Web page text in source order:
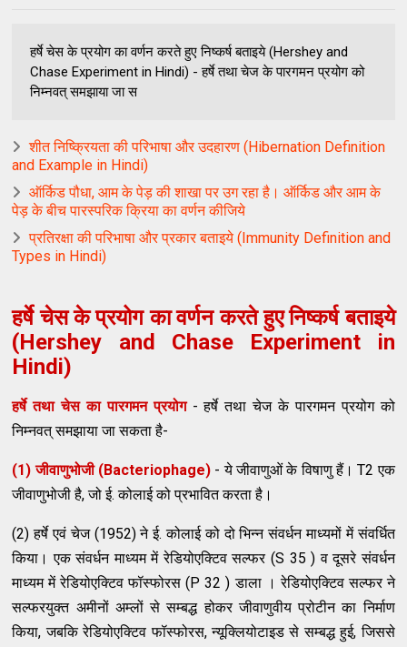
हर्षे चेस के प्रयोग का वर्णन करते हुए निष्कर्ष बताइये (Hershey and
Chase Experiment in Hindi) - हर्षे तथा चेज के पारगमन प्रयोग को
निम्नवत् समझाया जा स
शीत निष्क्रियता की परिभाषा और उदहारण (Hibernation Definition
and Example in Hindi)
ऑर्किड पौधा, आम के पेड़ की शाखा पर उग रहा है। ऑर्किड और आम के
पेड़ के बीच पारस्परिक क्रिया का वर्णन कीजिये
प्रतिरक्षा की परिभाषा और प्रकार बताइये (Immunity Definition and
Types in Hindi)
हर्षे चेस के प्रयोग का वर्णन करते हुए निष्कर्ष बताइये
(Hershey and Chase Experiment in
Hindi)
हर्षे तथा चेस का पारगमन प्रयोग- हर्षे तथा चेज के पारगमन प्रयोग को
निम्नवत् समझाया जा सकता है-
(1) जीवाणुभोजी (Bacteriophage) - ये जीवाणुओं के विषाणु हैं। T2 एक
जीवाणुभोजी है, जो ई. कोलाई को प्रभावित करता है।
(2) हर्षे एवं चेज (1952) ने ई. कोलाई को दो भिन्न संवर्धन माध्यमों में संवर्धित
किया। एक संवर्धन माध्यम में रेडियोएक्टिव सल्फर (S 35 ) व दूसरे संवर्धन
माध्यम में रेडियोएक्टिव फॉस्फोरस (P 32 ) डाला । रेडियोएक्टिव सल्फर ने
सल्फरयुक्त अमीनों अम्लों से सम्बद्ध होकर जीवाणुवीय प्रोटीन का निर्माण
किया, जबकि रेडियोएक्टिव फॉस्फोरस, न्यूक्लियोटाइड से सम्बद्ध हुई, जिससे